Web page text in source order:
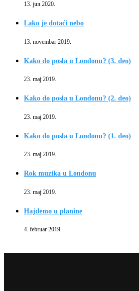
13. jun 2020.
Lako je dotaći nebo
13. novembar 2019.
Kako do posla u Londonu? (3. deo)
23. maj 2019.
Kako do posla u Londonu? (2. deo)
23. maj 2019.
Kako do posla u Londonu? (1. deo)
23. maj 2019.
Rok muzika u Londonu
23. maj 2019.
Hajdemo u planine
4. februar 2019.